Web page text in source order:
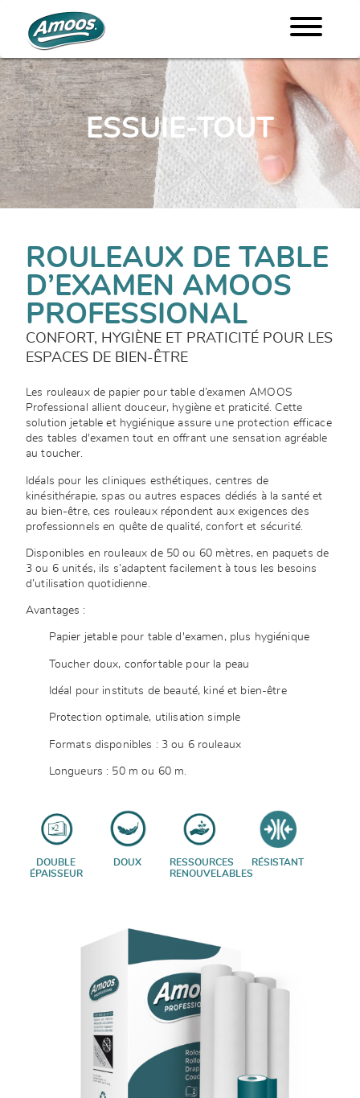
ESSUIE-TOUT
ROULEAUX DE TABLE
D’EXAMEN AMOOS
PROFESSIONAL
CONFORT, HYGIÈNE ET PRATICITÉ POUR LES
ESPACES DE BIEN-ÊTRE
Les rouleaux de papier pour table d’examen AMOOS
Professional allient douceur, hygiène et praticité. Cette
solution jetable et hygiénique assure une protection efficace
des tables d'examen tout en offrant une sensation agréable
au toucher.
Idéals pour les cliniques esthétiques, centres de
kinésithérapie, spas ou autres espaces dédiés à la santé et
au bien-être, ces rouleaux répondent aux exigences des
professionnels en quête de qualité, confort et sécurité.
Disponibles en rouleaux de 50 ou 60 mètres, en paquets de
3 ou 6 unités, ils s’adaptent facilement à tous les besoins
d’utilisation quotidienne.
Avantages :
Papier jetable pour table d'examen, plus hygiénique
Toucher doux, confortable pour la peau
Idéal pour instituts de beauté, kiné et bien-être
Protection optimale, utilisation simple
Formats disponibles : 3 ou 6 rouleaux
Longueurs : 50 m ou 60 m.
DOUBLE
ÉPAISSEUR
DOUX
RESSOURCES
RENOUVELABLES
RÉSISTANT